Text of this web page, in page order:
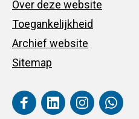
Over deze website
Toegankelijkheid
Archief website
Sitemap